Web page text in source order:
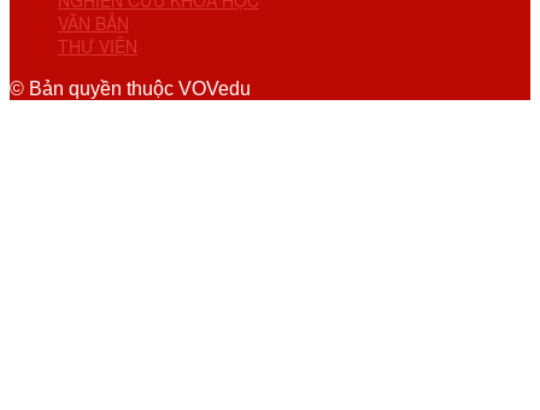
VĂN BẢN
THƯ VIỆN
© Bản quyền thuộc VOVedu